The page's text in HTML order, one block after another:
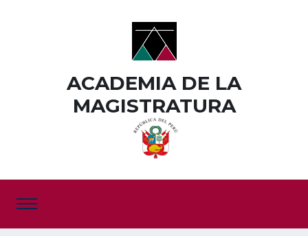
ACADEMIA DE LA
MAGISTRATURA